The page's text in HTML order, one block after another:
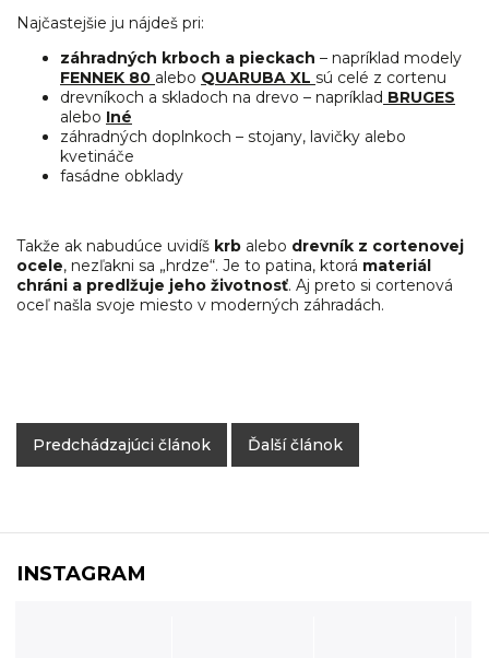
Najčastejšie ju nájdeš pri:
záhradných krboch a pieckach – napríklad modely
FENNEK 80 alebo QUARUBA XL sú celé z cortenu
drevníkoch a skladoch na drevo – napríklad BRUGES
alebo Iné
záhradných doplnkoch – stojany, lavičky alebo
kvetináče
fasádne obklady
Takže ak nabudúce uvidíš krb alebo drevník z cortenovej
ocele, nezľakni sa „hrdze“. Je to patina, ktorá materiál
chráni a predlžuje jeho životnosť. Aj preto si cortenová
oceľ našla svoje miesto v moderných záhradách.
Predchádzajúci článok Ďalší článok
INSTAGRAM